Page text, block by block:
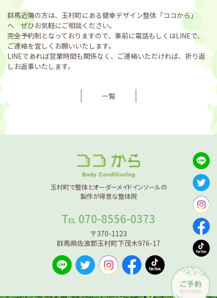
群馬近隣の方は、玉村町にある健幸デザイン整体「ココから」
へ ぜひお気軽にご相談ください。
完全予約制となっておりますので、事前に電話もしくはLINEで、
ご連絡を宜しくお願いいたします。
LINEであれば営業時間も関係なく、ご連絡いただければ、折り返
しお返事いたします。
一覧
玉村町で整体とオーダーメイドインソールの
製作が得意な整体院
TEL 070-8556-0373
〒370-1123
群馬県佐波郡玉村町下茂木976-17